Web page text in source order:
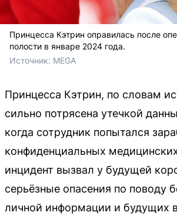
Принцесса Кэтрин оправилась после
полости в январе 2024 года.
Источник: MEGA
Принцесса Кэтрин, по словам
сильно потрясена утечкой
когда сотрудник попытался
конфиденциальных
инцидент вызвал у будущей
серьёзные опасения по поводу
личной информации и будущих